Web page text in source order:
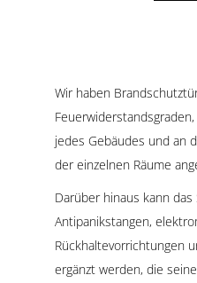
Wir haben
jedes Gebäudes und an
der einzelnen Räume
Darüber hinaus kann
Antipanikstangen,
Rückhaltevorrichtungen
ergänzt werden, die